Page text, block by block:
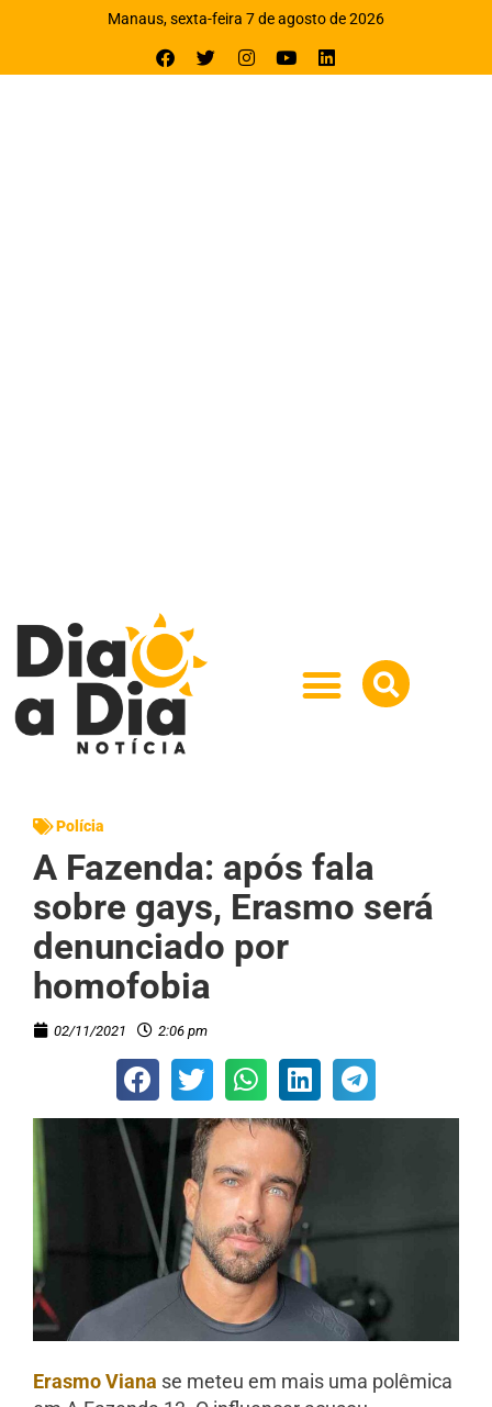
Manaus, sexta-feira 7 de agosto de 2026
Polícia
A Fazenda: após fala
sobre gays, Erasmo será
denunciado por
homofobia
02/11/2021 2:06 pm
Erasmo Viana se meteu em mais uma polêmica